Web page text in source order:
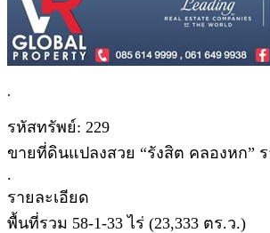
.
รหัสทรัพย์: 229
ขายที่ดินแปลงสวย “รังสิต คลองหก”
.
รายละเอียด
พื้นที่รวม 58-1-33 ไร่ (23,333 ตร.ว.)